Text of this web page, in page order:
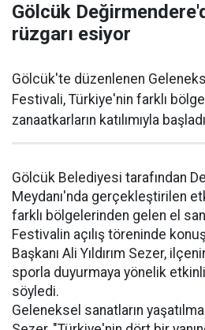
Gölcük
rüzgarı esiyor
Gölcük'te düzenlenen
Festivali, Türkiye'nin farklı
zanaatkarların katılımıyla
Gölcük Belediyesi tarafından
Meydanı'nda gerçekleştirilen
farklı bölgelerinden gelen el
Festivalin açılış töreninde
Başkanı Ali Yıldırım Sezer,
sporla duyurmaya yönelik
söyledi.
Geleneksel sanatların